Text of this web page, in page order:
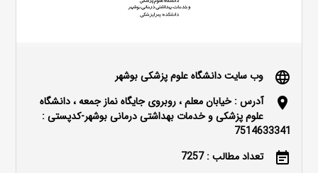
language وب سایت دانشگاه علوم پزشکی بوشهر
location_on
آدرس : خیابان معلم ، روبروی جایگاه نماز جمعه ، دانشگاه
علوم پزشکی و خدمات بهداشتی درمانی بوشهر-کدپستی :
7514633341
event_note تعداد مطالب : 7257